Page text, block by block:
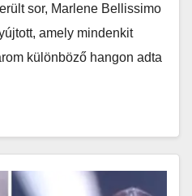
sor, Marlene Bellissimo
amely mindenkit
különböző hangon adta